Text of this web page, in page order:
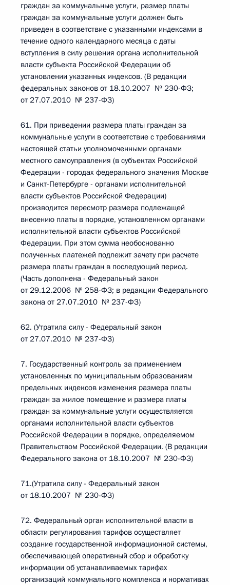
граждан за коммунальные услуги, размер платы
граждан за коммунальные услуги должен быть
приведен в соответствие с указанными индексами в
течение одного календарного месяца с даты
вступления в силу решения органа исполнительной
власти субъекта Российской Федерации об
установлении указанных индексов. (В редакции
федеральных законов от 18.10.2007 № 230-ФЗ;
от 27.07.2010 № 237-ФЗ)
61. При приведении размера платы граждан за
коммунальные услуги в соответствие с требованиями
настоящей статьи уполномоченными органами
местного самоуправления (в субъектах Российской
Федерации - городах федерального значения Москве
и Санкт-Петербурге - органами исполнительной
власти субъектов Российской Федерации)
производится пересмотр размера подлежащей
внесению платы в порядке, установленном органами
исполнительной власти субъектов Российской
Федерации. При этом сумма необоснованно
полученных платежей подлежит зачету при расчете
размера платы граждан в последующий период.
(Часть дополнена - Федеральный закон
от 29.12.2006 № 258-ФЗ; в редакции Федерального
закона от 27.07.2010 № 237-ФЗ)
62. (Утратила силу - Федеральный закон
от 27.07.2010 № 237-ФЗ)
7. Государственный контроль за применением
установленных по муниципальным образованиям
предельных индексов изменения размера платы
граждан за жилое помещение и размера платы
граждан за коммунальные услуги осуществляется
органами исполнительной власти субъектов
Российской Федерации в порядке, определяемом
Правительством Российской Федерации. (В редакции
Федерального закона от 18.10.2007 № 230-ФЗ)
71.(Утратила силу - Федеральный закон
от 18.10.2007 № 230-ФЗ)
72. Федеральный орган исполнительной власти в
области регулирования тарифов осуществляет
создание государственной информационной системы,
обеспечивающей оперативный сбор и обработку
информации об устанавливаемых тарифах
организаций коммунального комплекса и нормативах